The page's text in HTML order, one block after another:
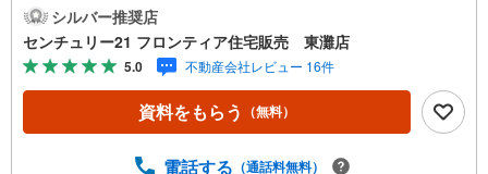
浴室乾燥機など家事に便利な設備が豊富！ 特徴・スーパ
ー、コンビニが徒歩7分圏内にありお買い物至便な立地！・
収納力が豊富＋ゆとりあるシューズクローゼットで外の荷
物もおさまります・対面キッチンのため、お子様の様子を
見ながらお料理ができますね 立地・神戸市立住吉小学校ま
で徒歩約14分・神戸市立住吉中学校まで徒歩約25分 弊社が
ランナーが資金計画をサポート！2.買い替えなどにも対応
シルバー推奨店
センチュリー21 フロンティア住宅販売 東灘店
5.0 不動産会社レビュー 16件
資料をもらう （無料）
電話する （通話料無料）